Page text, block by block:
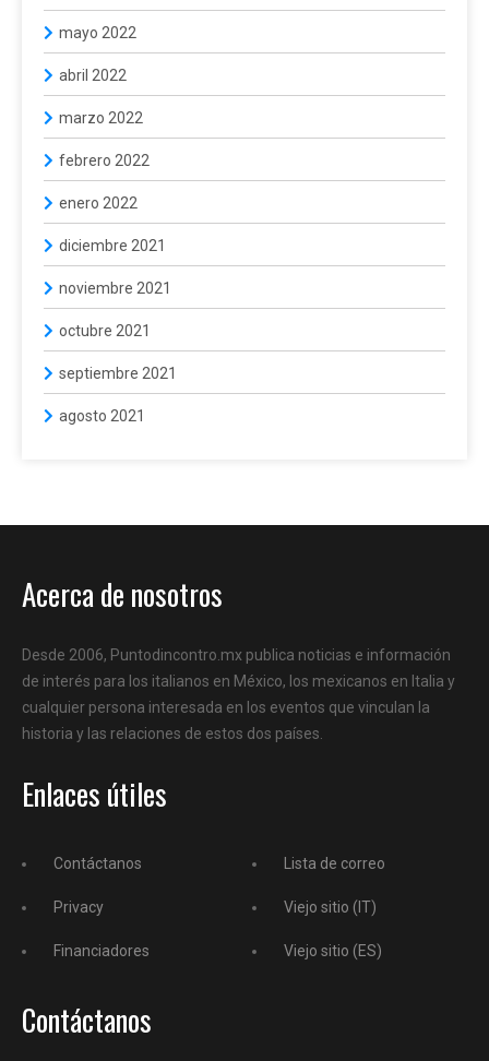
mayo 2022
abril 2022
marzo 2022
febrero 2022
enero 2022
diciembre 2021
noviembre 2021
octubre 2021
septiembre 2021
agosto 2021
Acerca de nosotros
Desde 2006, Puntodincontro.mx publica noticias e información
de interés para los italianos en México, los mexicanos en Italia y
cualquier persona interesada en los eventos que vinculan la
historia y las relaciones de estos dos países.
Enlaces útiles
Contáctanos
Privacy
Financiadores
Lista de correo
Viejo sitio (IT)
Viejo sitio (ES)
Contáctanos